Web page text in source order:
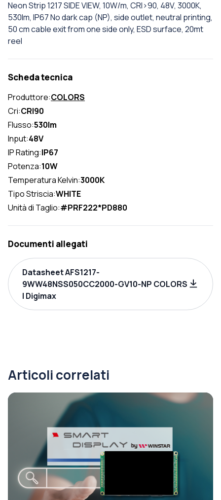
Neon Strip 1217 SIDE VIEW, 10W/m, CRI>90, 48V, 3000K,
530lm, IP67 No dark cap (NP), side outlet, neutral printing,
50 cm cable exit from one side only, ESD surface, 20mt
reel
Scheda tecnica
Produttore:COLORS
Cri:CRI90
Flusso:530lm
Input:48V
IP Rating:IP67
Potenza:10W
Temperatura Kelvin:3000K
Tipo Striscia:WHITE
Unità di Taglio:#PRF222*PD880
Documenti allegati
Datasheet AFS1217-
9WW48NSS050CC2000-GV10-NP COLORS
| Digimax
Articoli correlati